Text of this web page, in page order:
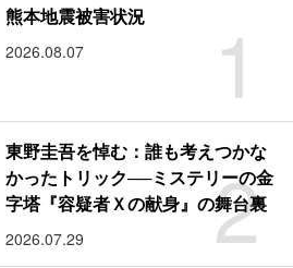
1
熊本地震被害状況
2026.08.07
2
東野圭吾を悼む：誰も考えつかな
かったトリック──ミステリーの金
字塔『容疑者Ｘの献身』の舞台裏
2026.07.29